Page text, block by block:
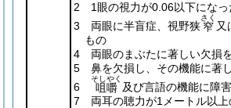
2 1眼の視力が0.06以下になっ
3 両眼に半盲症、視野狭 窄
さく
又
もの
4 両眼のまぶたに著しい欠損
5 鼻を欠損し、その機能に著
6
咀嚼
そしやく
及び言語の機能に障
7 両耳の聴力が1メートル以上